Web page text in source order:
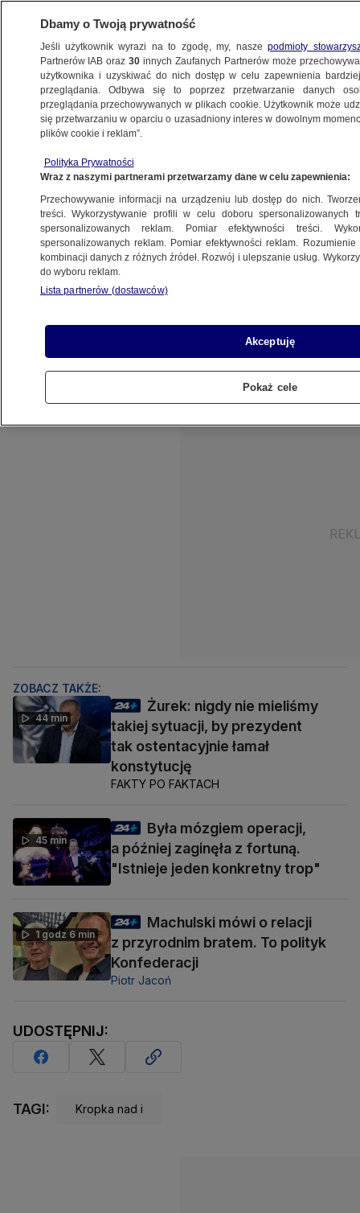
PROGRAMY
17.03.2011, 00:27
Udostępnij
Środa, 16 marca - Nie wiem, co pan prezes
Kaczyński miał na myśli mówiąc, że nasze
relacje z USA są fiaskiem, skoro amerykańska
wrażenie, że prezes ma tylko okazjonalny styk z
rzeczywistością - powiedział w "Kropce nad i"
Radosław Sikorski. Według niego, krytyka
opozycji to wciąż "zjełczałe pomysły".
ZOBACZ TAKŻE:
44 min
Żurek: nigdy nie mieliśmy
takiej sytuacji, by prezydent
tak ostentacyjnie łamał
konstytucję
FAKTY PO FAKTACH
45 min
Była mózgiem operacji,
a później zaginęła z fortuną.
"Istnieje jeden konkretny trop"
1 godz 6 min
Machulski mówi o relacji
z przyrodnim bratem. To polityk
Konfederacji
Piotr Jacoń
UDOSTĘPNIJ:
TAGI: Kropka nad i
Dbamy o Twoją prywatność
Jeśli użytkownik wyrazi na to zgodę, my, naszepodmioty
Partnerów IAB oraz30 innych Zaufanych Partnerów może
użytkownika i uzyskiwać do nich dostęp w celu zapewnienia
przeglądania. Odbywa się to poprzez przetwarzanie danych
przeglądania przechowywanych w plikach cookie. Użytkownik może
się przetwarzaniu w oparciu o uzasadniony interes w dowolnym
plików cookie i reklam”.
Polityka Prywatności
Wraz z naszymi partnerami przetwarzamy dane w celu zapewnienia:
Przechowywanie informacji na urządzeniu lub dostęp do nich.
treści. Wykorzystywanie profili w celu doboru spersonalizowanych
spersonalizowanych reklam. Pomiar efektywności treści.
spersonalizowanych reklam. Pomiar efektywności reklam.
kombinacji danych z różnych źródeł. Rozwój i ulepszanie usług.
do wyboru reklam.
Lista partnerów (dostawców)
Akceptuję
Pokaż cele